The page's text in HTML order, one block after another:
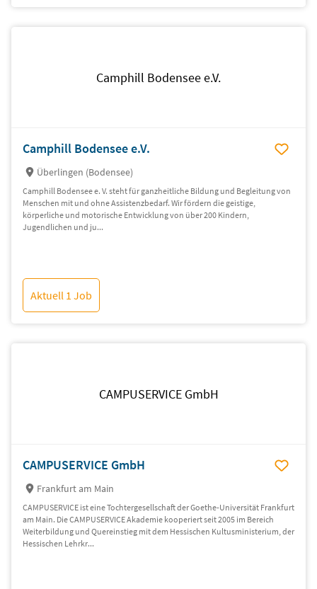
Camphill Bodensee e.V.
Camphill Bodensee e.V.
Überlingen (Bodensee)
Camphill Bodensee e. V. steht für ganzheitliche Bildung und Begleitung von
Menschen mit und ohne Assistenzbedarf. Wir fördern die geistige,
körperliche und motorische Entwicklung von über 200 Kindern,
Jugendlichen und ju...
Aktuell 1 Job
CAMPUSERVICE GmbH
CAMPUSERVICE GmbH
Frankfurt am Main
CAMPUSERVICE ist eine Tochtergesellschaft der Goethe-Universität Frankfurt
am Main. Die CAMPUSERVICE Akademie kooperiert seit 2005 im Bereich
Weiterbildung und Quereinstieg mit dem Hessischen Kultusministerium, der
Hessischen Lehrkr...